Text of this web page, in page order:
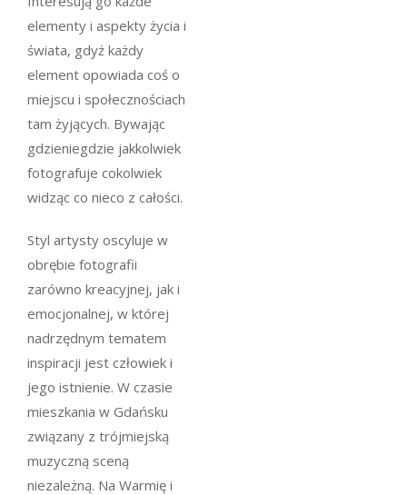
elementy i aspekty życia i
świata, gdyż każdy
element opowiada coś o
miejscu i społecznościach
tam żyjących. Bywając
gdzieniegdzie jakkolwiek
fotografuje cokolwiek
widząc co nieco z całości.
Styl artysty oscyluje w
obrębie fotografii
zarówno kreacyjnej, jak i
emocjonalnej, w której
nadrzędnym tematem
inspiracji jest człowiek i
jego istnienie. W czasie
mieszkania w Gdańsku
związany z trójmiejską
muzyczną sceną
niezależną. Na Warmię i